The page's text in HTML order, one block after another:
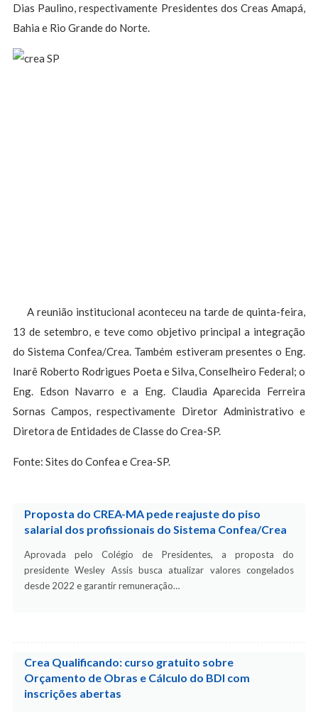
Dias Paulino, respectivamente Presidentes dos Creas Amapá,
Bahia e Rio Grande do Norte.
A reunião institucional aconteceu na tarde de quinta-feira,
13 de setembro, e teve como objetivo principal a integração
do Sistema Confea/Crea. Também estiveram presentes o Eng.
Inarê Roberto Rodrigues Poeta e Silva, Conselheiro Federal; o
Eng. Edson Navarro e a Eng. Claudia Aparecida Ferreira
Sornas Campos, respectivamente Diretor Administrativo e
Diretora de Entidades de Classe do Crea-SP.
Fonte: Sites do Confea e Crea-SP.
Proposta do CREA-MA pede reajuste do piso
salarial dos profissionais do Sistema Confea/Crea
Aprovada pelo Colégio de Presidentes, a proposta do
presidente Wesley Assis busca atualizar valores congelados
desde 2022 e garantir remuneração…
Crea Qualificando: curso gratuito sobre
Orçamento de Obras e Cálculo do BDI com
inscrições abertas